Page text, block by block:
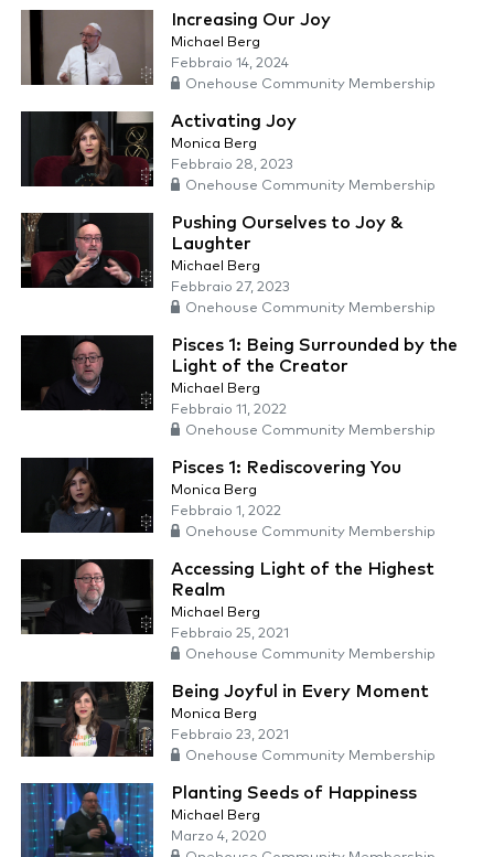
Increasing Our Joy
Michael Berg
Febbraio 14, 2024
Onehouse Community Membership
Activating Joy
Monica Berg
Febbraio 28, 2023
Onehouse Community Membership
Pushing Ourselves to Joy &
Laughter
Michael Berg
Febbraio 27, 2023
Onehouse Community Membership
Pisces 1: Being Surrounded by the
Light of the Creator
Michael Berg
Febbraio 11, 2022
Onehouse Community Membership
Pisces 1: Rediscovering You
Monica Berg
Febbraio 1, 2022
Onehouse Community Membership
Accessing Light of the Highest
Realm
Michael Berg
Febbraio 25, 2021
Onehouse Community Membership
Being Joyful in Every Moment
Monica Berg
Febbraio 23, 2021
Onehouse Community Membership
Planting Seeds of Happiness
Michael Berg
Marzo 4, 2020